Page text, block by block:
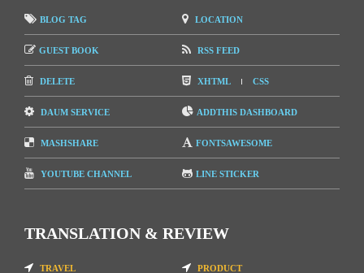
BLOG TAG LOCATION
GUEST BOOK RSS FEED
DELETE XHTML CSS
DAUM SERVICE ADDTHIS DASHBOARD
MASHSHARE FONTSAWESOME
YOUTUBE CHANNEL LINE STICKER
TRANSLATION & REVIEW
TRAVEL PRODUCT